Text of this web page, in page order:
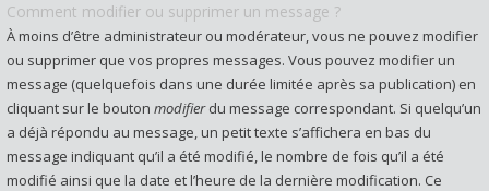
Comment modifier ou supprimer un message ?
À moins d’être administrateur ou modérateur, vous ne pouvez modifier
ou supprimer que vos propres messages. Vous pouvez modifier un
message (quelquefois dans une durée limitée après sa publication) en
cliquant sur le bouton modifierdu message correspondant. Si quelqu’un
a déjà répondu au message, un petit texte s’affichera en bas du
message indiquant qu’il a été modifié, le nombre de fois qu’il a été
modifié ainsi que la date et l’heure de la dernière modification. Ce